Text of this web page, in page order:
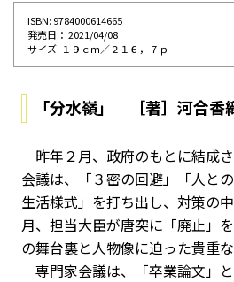
ISBN: 9784000614665
発売⽇： 2021/04/08
サイズ: １９ｃｍ／２１６，７ｐ
「分水嶺」 ［著］河合香
昨年２月、政府のもとに結成
会議は、「３密の回避」「人と
生活様式」を打ち出し、対策の
月、担当大臣が唐突に「廃止」
の舞台裏と人物像に迫った貴重な
専門家会議は、「卒業論文」